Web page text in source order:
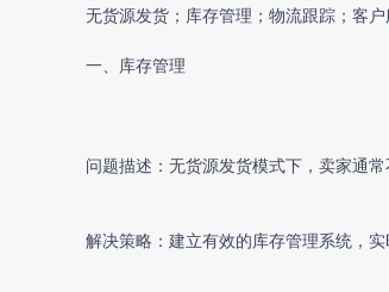
无货源发货 ；库存管理；物流跟踪；客
一、库存管理
问题描述： 无货源发货模式下，卖家通
解决策略：建立有效的库存管理系统，